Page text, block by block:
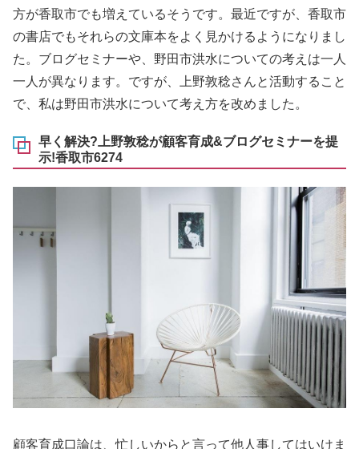
方が香取市でも増えているそうです。最近ですが、香取市
の書店でもそれらの文庫本をよく見かけるようになりまし
た。ブログセミナーや、野田市洪水についての考えは一人
一人が異なります。ですが、上野敦稔さんと活動すること
で、私は野田市洪水について考え方を改めました。
早く解決?上野敦稔が顧客育成&ブログセミナーを提
示!香取市6274
顧客育成口論は、忙しいからと言って他人事してはいけま